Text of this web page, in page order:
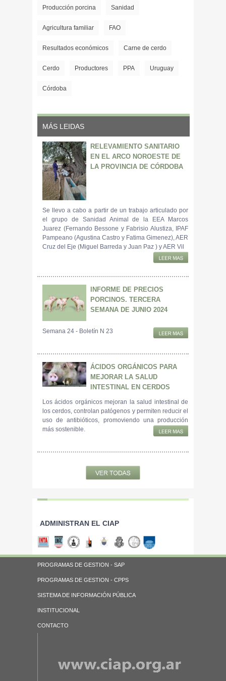
Producción porcina Sanidad
Agricultura familiar FAO
Resultados económicos Carne de cerdo
Cerdo Productores PPA Uruguay
Córdoba
MÁS LEIDAS
RELEVAMIENTO SANITARIO
EN EL ARCO NOROESTE DE
LA PROVINCIA DE CÓRDOBA
Se llevo a cabo a partir de un trabajo articulado por
el grupo de Sanidad Animal de la EEA Marcos
Juarez (Fernando Bessone y Fabrisio Alustiza, IPAF
Pampeano (Agustina Castro y Fatima Gimenez), AER
Cruz del Eje (Miguel Barreda y Juan Paz ) y AER Vil
INFORME DE PRECIOS
PORCINOS. TERCERA
SEMANA DE JUNIO 2024
Semana 24 - Boletín N 23
ÁCIDOS ORGÁNICOS PARA
MEJORAR LA SALUD
INTESTINAL EN CERDOS
Los ácidos orgánicos mejoran la salud intestinal de
los cerdos, controlan patógenos y permiten reducir el
uso de antibióticos, promoviendo una producción
más sostenible.
ADMINISTRAN EL CIAP
PROGRAMAS DE GESTION - SAP
PROGRAMAS DE GESTION - CPPS
SISTEMA DE INFORMACIÓN PÚBLICA
INSTITUCIONAL
CONTACTO